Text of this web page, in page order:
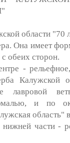
области "70
Она имеет
обеих сторон.
-
Калужской
лавровой
и по
область"
части -